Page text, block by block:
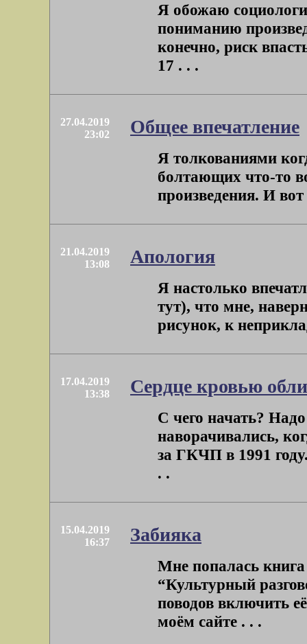
Я обожаю
пониманию
конечно, риск
17 . . .
27.04.2019
23:02
Общее впечатление
Я толкованиями
болтающих что-то
произведения. И
21.04.2019
13:08
Апология
Я настолько
тут), что мне,
рисунок, к
17.04.2019
13:38
Сердце кровью
С чего начать?
наворачивались,
за ГКЧП в 1991
. .
15.04.2019
16:37
Забияка
Мне попалась
“Культурный
поводов включить
моём сайте . . .